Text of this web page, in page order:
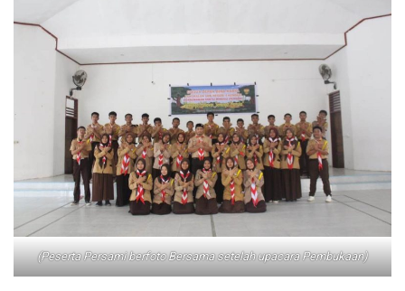
(Peserta Persami berfoto Bersama setelah upacara Pembukaan)